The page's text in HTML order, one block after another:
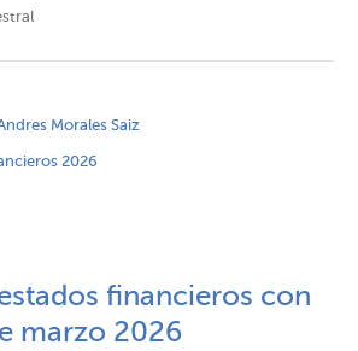
Morales Saiz
2026
financieros con
marzo 2026